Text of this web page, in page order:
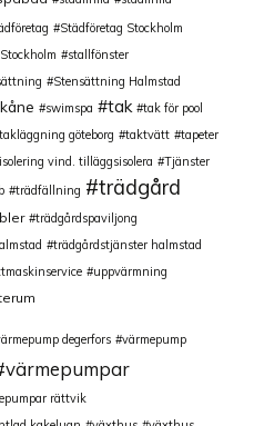
Städföretag Stockholm
stallfönster
Stensättning Halmstad
swimspa tak
tak för pool
takläggning göteborg taktvätt
tapeter
vind. tilläggsisolera
Tjänster
trädfällning trädgård
trädgårdspaviljong
trädgårdstjänster halmstad
uppvärmning
degerfors värmepump
värmepumpar
rättvik